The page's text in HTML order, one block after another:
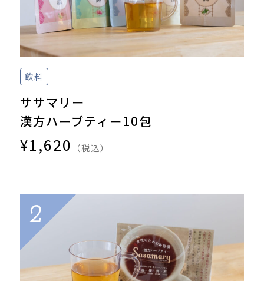
飲料
ササマリー
漢方ハーブティー10包
¥1,620 （税込）